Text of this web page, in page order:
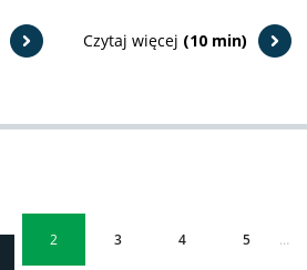
Czytaj więcej (10 min)
2 3 4 5
…